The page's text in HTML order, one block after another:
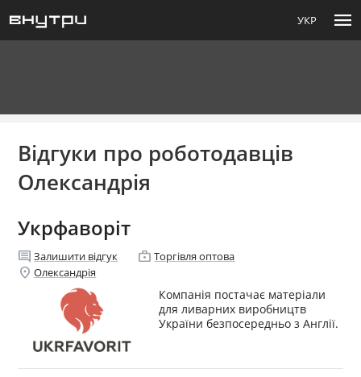
УКР menu
Відгуки про роботодавців
Олександрія
Укрфаворіт
comment Залишити відгук enterprise Торгівля оптова
location_on Олександрія
Компанія постачає матеріали
для ливарних виробництв
України безпосередньо з Англії.